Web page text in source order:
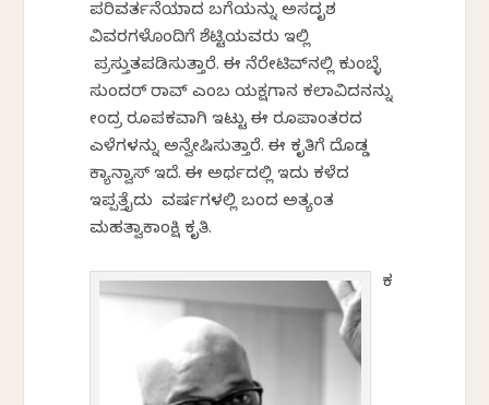
ಪರಿವರ್ತನೆಯಾದ ಬಗೆಯನ್ನು ಅಸದೃಶ
ವಿವರಗಳೊಂದಿಗೆ ಶೆಟ್ಟಿಯವರು ಇಲ್ಲಿ
ಪ್ರಸ್ತುತಪಡಿಸುತ್ತಾರೆ. ಈ ನೆರೇಟಿವ್‌ನಲ್ಲಿ ಕುಂಬ್ಳೆ
ಸುಂದರ್‌ ರಾವ್‌ ಎಂಬ ಯಕ್ಷಗಾನ ಕಲಾವಿದನನ್ನು
ಕೇಂದ್ರ ರೂಪಕವಾಗಿ ಇಟ್ಟು ಈ ರೂಪಾಂತರದ
ಎಳೆಗಳನ್ನು ಅನ್ವೇಷಿಸುತ್ತಾರೆ. ಈ ಕೃತಿಗೆ ದೊಡ್ಡ
ಕ್ಯಾನ್ವಾಸ್‌ ಇದೆ. ಈ ಅರ್ಥದಲ್ಲಿ ಇದು ಕಳೆದ
ಇಪ್ಪತ್ತೈದು ವರ್ಷಗಳಲ್ಲಿ ಬಂದ ಅತ್ಯಂತ
ಮಹತ್ವಾಕಾಂಕ್ಷಿ ಕೃತಿ.
ಕ